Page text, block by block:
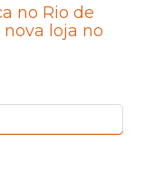
no Rio de
loja no